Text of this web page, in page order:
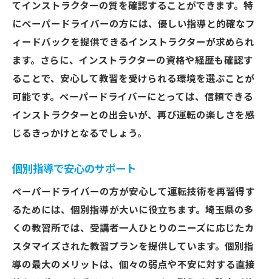
てインストラクターの質を確認することができます。特
にペーパードライバーの方には、優しい指導と的確なフ
ィードバックを提供できるインストラクターが求められ
ます。さらに、インストラクターの資格や経歴も確認す
ることで、安心して教習を受けられる環境を選ぶことが
可能です。ペーパードライバーにとっては、信頼できる
インストラクターとの出会いが、再び運転の楽しさを感
じるきっかけとなるでしょう。
個別指導で安心のサポート
ペーパードライバーの方が安心して運転技術を再習得す
るためには、個別指導が大いに役立ちます。埼玉県の多
くの教習所では、受講者一人ひとりのニーズに応じたカ
スタマイズされた教習プランを提供しています。個別指
導の最大のメリットは、個々の弱点や不安に対する直接